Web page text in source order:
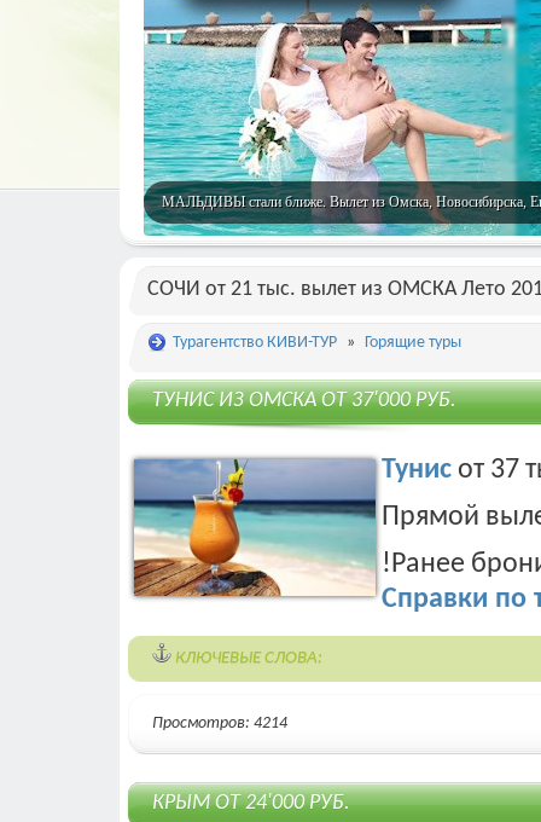
МАЛЬДИВЫ стали ближе. Вылет из Омска, Новосибирска,
СОЧИ от 21 тыс. вылет из ОМСКА Лето
Турагентство КИВИ-ТУР » Горящие туры
ТУНИС ИЗ ОМСКА ОТ 37'000 РУБ.
Тунис от 37
Прямой
!Ранее
Справки по
КЛЮЧЕВЫЕ СЛОВА:
Просмотров: 4214
КРЫМ ОТ 24'000 РУБ.